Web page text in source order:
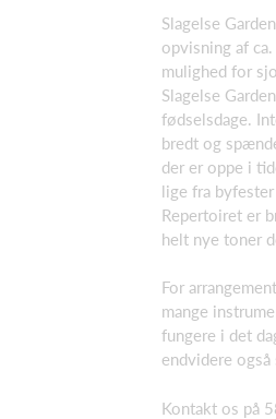
Slagelse
opvisning af
mulighed for
Slagelse
fødselsdage.
bredt og
der er oppe i
lige fra
Repertoiret er
helt nye toner
For
mange
fungere i det
endvidere
Kontakt os på